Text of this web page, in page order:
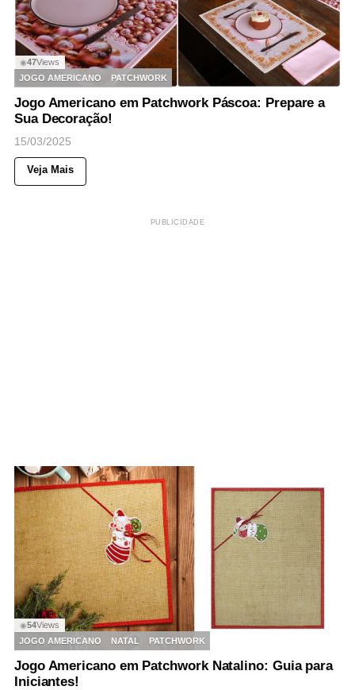
◉47Views
JOGO AMERICANO
PATCHWORK
Jogo Americano em Patchwork Páscoa: Prepare a
Sua Decoração!
15/03/2025
Veja Mais
PUBLICIDADE
◉54Views
JOGO AMERICANO
NATAL PATCHWORK
Jogo Americano em Patchwork Natalino: Guia para
Iniciantes!